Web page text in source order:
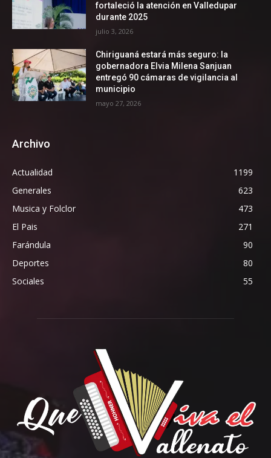
fortaleció la atención en Valledupar
durante 2025
julio 3, 2026
Chiriguaná estará más seguro: la
gobernadora Elvia Milena Sanjuan
entregó 90 cámaras de vigilancia al
municipio
mayo 27, 2026
Archivo
Actualidad
1199
Generales
623
Musica y Folclor
473
El Pais
271
Farándula
90
Deportes
80
Sociales
55